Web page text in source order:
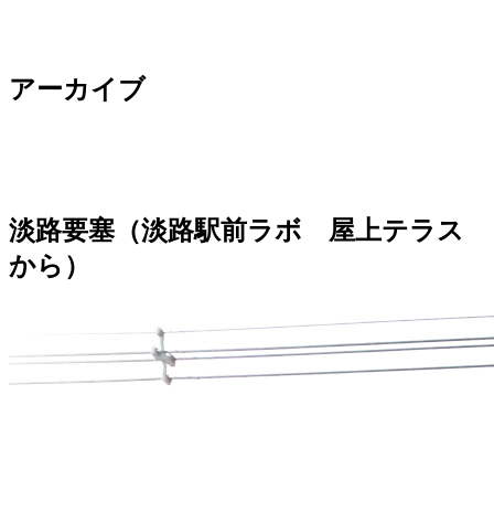
アーカイブ
淡路要塞（淡路駅前ラボ 屋上テラス
から）